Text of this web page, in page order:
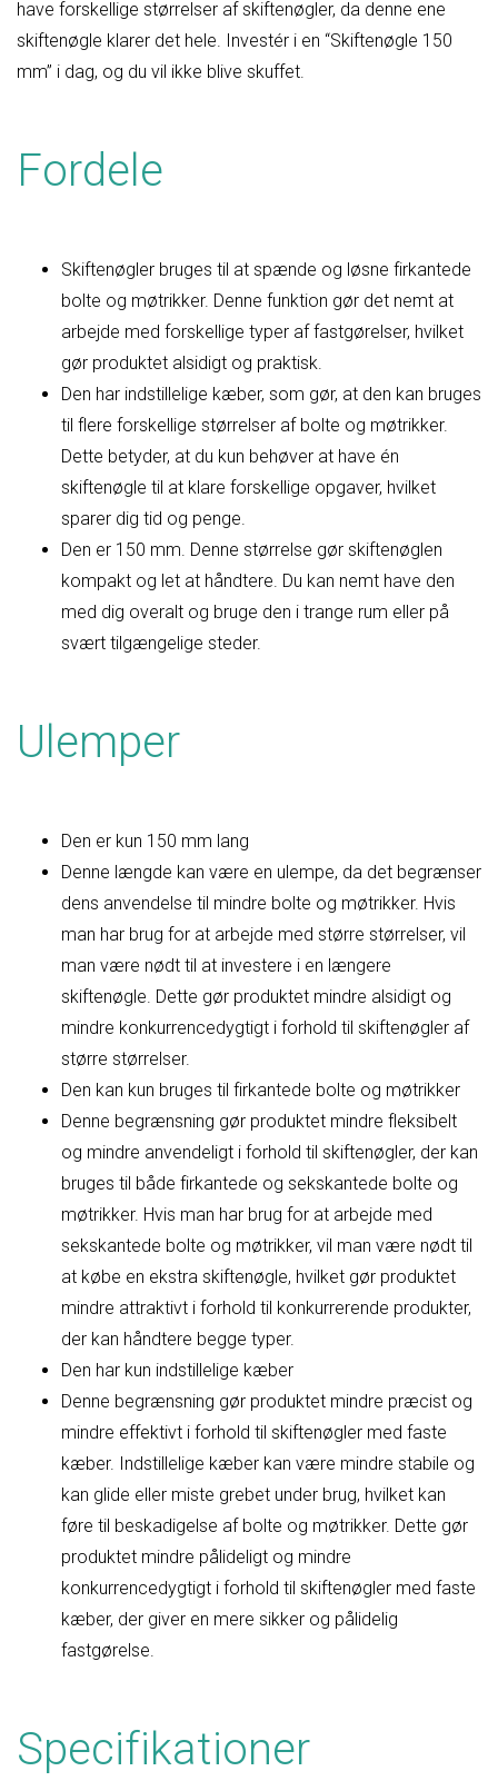
have forskellige størrelser af skiftenøgler, da denne ene
skiftenøgle klarer det hele. Investér i en “Skiftenøgle 150
mm” i dag, og du vil ikke blive skuffet.
Fordele
Skiftenøgler bruges til at spænde og løsne firkantede
bolte og møtrikker. Denne funktion gør det nemt at
arbejde med forskellige typer af fastgørelser, hvilket
gør produktet alsidigt og praktisk.
Den har indstillelige kæber, som gør, at den kan bruges
til flere forskellige størrelser af bolte og møtrikker.
Dette betyder, at du kun behøver at have én
skiftenøgle til at klare forskellige opgaver, hvilket
sparer dig tid og penge.
Den er 150 mm. Denne størrelse gør skiftenøglen
kompakt og let at håndtere. Du kan nemt have den
med dig overalt og bruge den i trange rum eller på
svært tilgængelige steder.
Ulemper
Den er kun 150 mm lang
Denne længde kan være en ulempe, da det begrænser
dens anvendelse til mindre bolte og møtrikker. Hvis
man har brug for at arbejde med større størrelser, vil
man være nødt til at investere i en længere
skiftenøgle. Dette gør produktet mindre alsidigt og
mindre konkurrencedygtigt i forhold til skiftenøgler af
større størrelser.
Den kan kun bruges til firkantede bolte og møtrikker
Denne begrænsning gør produktet mindre fleksibelt
og mindre anvendeligt i forhold til skiftenøgler, der kan
bruges til både firkantede og sekskantede bolte og
møtrikker. Hvis man har brug for at arbejde med
sekskantede bolte og møtrikker, vil man være nødt til
at købe en ekstra skiftenøgle, hvilket gør produktet
mindre attraktivt i forhold til konkurrerende produkter,
der kan håndtere begge typer.
Den har kun indstillelige kæber
Denne begrænsning gør produktet mindre præcist og
mindre effektivt i forhold til skiftenøgler med faste
kæber. Indstillelige kæber kan være mindre stabile og
kan glide eller miste grebet under brug, hvilket kan
føre til beskadigelse af bolte og møtrikker. Dette gør
produktet mindre pålideligt og mindre
konkurrencedygtigt i forhold til skiftenøgler med faste
kæber, der giver en mere sikker og pålidelig
fastgørelse.
Specifikationer